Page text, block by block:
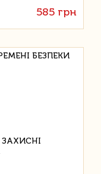
585 грн
БЕЗПЕКИ